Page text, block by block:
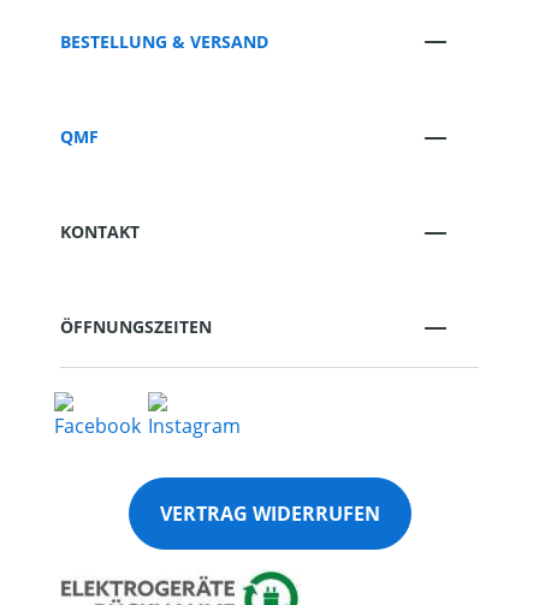
BESTELLUNG & VERSAND
QMF
KONTAKT
ÖFFNUNGSZEITEN
VERTRAG WIDERRUFEN